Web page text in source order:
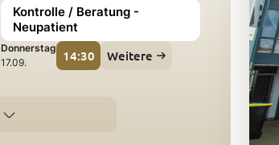
Kontrolle / Beratung -
Neupatient
Donnerstag
17.09.
14:30 Weitere